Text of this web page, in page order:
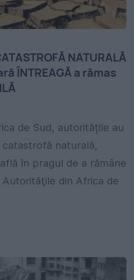
NATURALĂ
ÎNTREAGĂ a rămas
de Sud, autoritățile au
naturală,
în pragul de a rămâne
din Africa de